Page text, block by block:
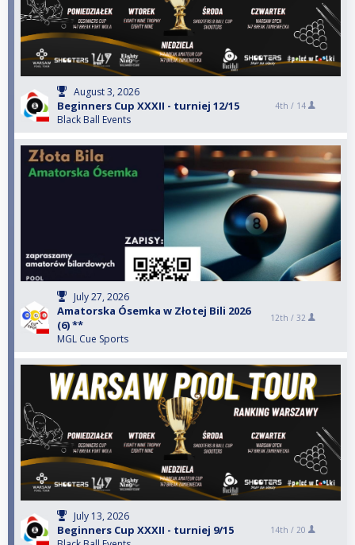
August 3, 2026
Beginners Cup XXXII - turniej 12/15
Black Ball Events
4th / 14
July 27, 2026
Amatorska Ósemka w Złotej Bili 2026
(6) **
MGL Cue Sports
12th / 32
July 13, 2026
Beginners Cup XXXII - turniej 9/15 14th / 20